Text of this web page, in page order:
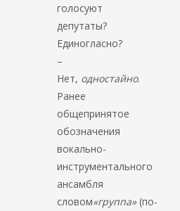
голосуют
депутаты?
Единогласно?
–
Нет, одностайно.
Ранее
общепринятое
обозначения
вокально-
инструментального
ансамбля
словом«группа»(по-